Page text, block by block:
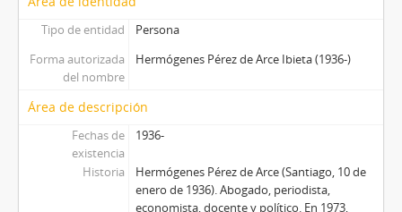
Tipo de entidad
Persona
Forma autorizada
del nombre
Hermógenes Pérez de Arce Ibieta (1936-)
Área de descripción
Fechas de
existencia
1936-
Historia
Hermógenes Pérez de Arce (Santiago, 10 de
enero de 1936). Abogado, periodista,
economista, docente y político. En 1973,